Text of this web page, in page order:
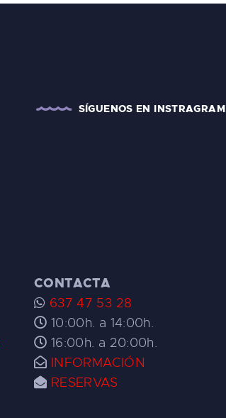
SÍGUENOS EN INSTRAGRAM
CONTACTA
637 47 53 28
10:00h. a 14:00h.
16:00h. a 20:00h.
INFORMACIÓN
RESERVAS